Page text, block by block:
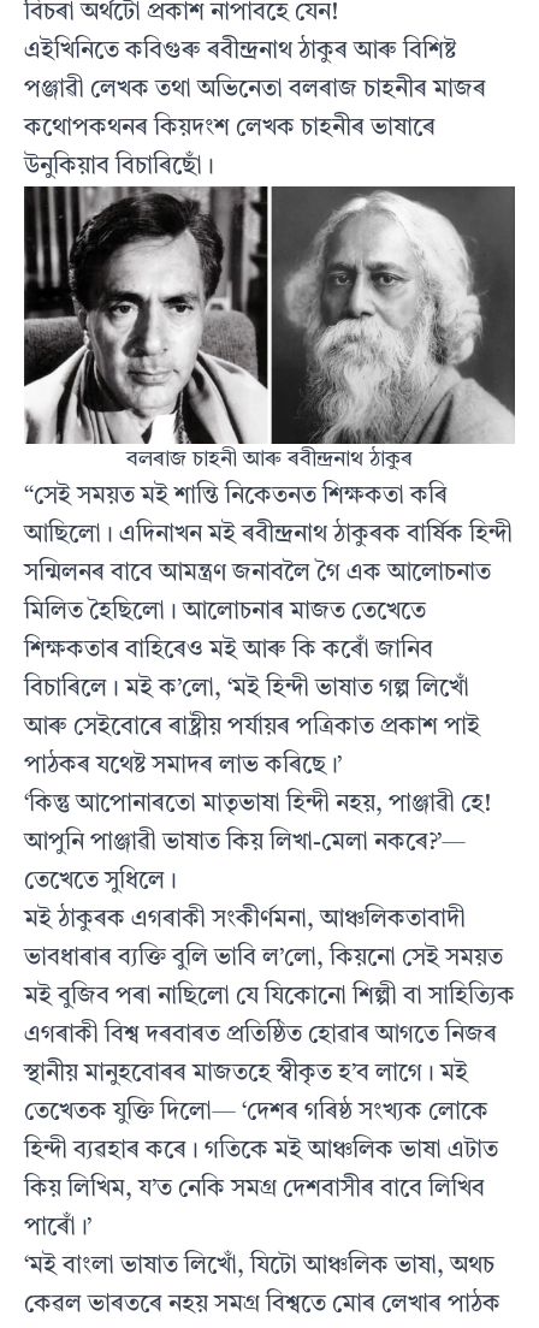
বিচৰা অৰ্থটো প্ৰকাশ নাপাবহে যেন!
এইখিনিতে কবিগুৰু ৰবীন্দ্ৰনাথ ঠাকুৰ আৰু বিশিষ্ট
পঞ্জাৱী লেখক তথা অভিনেতা বলৰাজ চাহনীৰ মাজৰ
কথোপকথনৰ কিয়দংশ লেখক চাহনীৰ ভাষাৰে
উনুকিয়াব বিচাৰিছোঁ।
বলৰাজ চাহনী আৰু ৰবীন্দ্ৰনাথ ঠাকুৰ
“সেই সময়ত মই শান্তি নিকেতনত শিক্ষকতা কৰি
আছিলো। এদিনাখন মই ৰবীন্দ্ৰনাথ ঠাকুৰক বাৰ্ষিক হিন্দী
সন্মিলনৰ বাবে আমন্ত্ৰণ জনাবলৈ গৈ এক আলোচনাত
মিলিত হৈছিলো। আলোচনাৰ মাজত তেখেতে
শিক্ষকতাৰ বাহিৰেও মই আৰু কি কৰোঁ জানিব
বিচাৰিলে। মই ক’লো, ‘মই হিন্দী ভাষাত গল্প লিখোঁ
আৰু সেইবোৰে ৰাষ্ট্ৰীয় পৰ্যায়ৰ পত্ৰিকাত প্ৰকাশ পাই
পাঠকৰ যথেষ্ট সমাদৰ লাভ কৰিছে।’
‘কিন্তু আপোনাৰতো মাতৃভাষা হিন্দী নহয়, পাঞ্জাৱী হে!
আপুনি পাঞ্জাৱী ভাষাত কিয় লিখা-মেলা নকৰে?’—
তেখেতে সুধিলে।
মই ঠাকুৰক এগৰাকী সংকীৰ্ণমনা, আঞ্চলিকতাবাদী
ভাবধাৰাৰ ব্যক্তি বুলি ভাবি ল’লো, কিয়নো সেই সময়ত
মই বুজিব পৰা নাছিলো যে যিকোনো শিল্পী বা সাহিত্যিক
এগৰাকী বিশ্ব দৰবাৰত প্ৰতিষ্ঠিত হোৱাৰ আগতে নিজৰ
স্থানীয় মানুহবোৰৰ মাজতহে স্বীকৃত হ’ব লাগে। মই
তেখেতক যুক্তি দিলো— ‘দেশৰ গৰিষ্ঠ সংখ্যক লোকে
হিন্দী ব্যৱহাৰ কৰে। গতিকে মই আঞ্চলিক ভাষা এটাত
কিয় লিখিম, য’ত নেকি সমগ্ৰ দেশবাসীৰ বাবে লিখিব
পাৰোঁ।’
‘মই বাংলা ভাষাত লিখোঁ, যিটো আঞ্চলিক ভাষা, অথচ
কেৱল ভাৰতৰে নহয় সমগ্ৰ বিশ্বতে মোৰ লেখাৰ পাঠক